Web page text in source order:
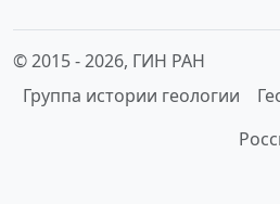
© 2015 -2026, ГИН РАН
Группа истории геологии